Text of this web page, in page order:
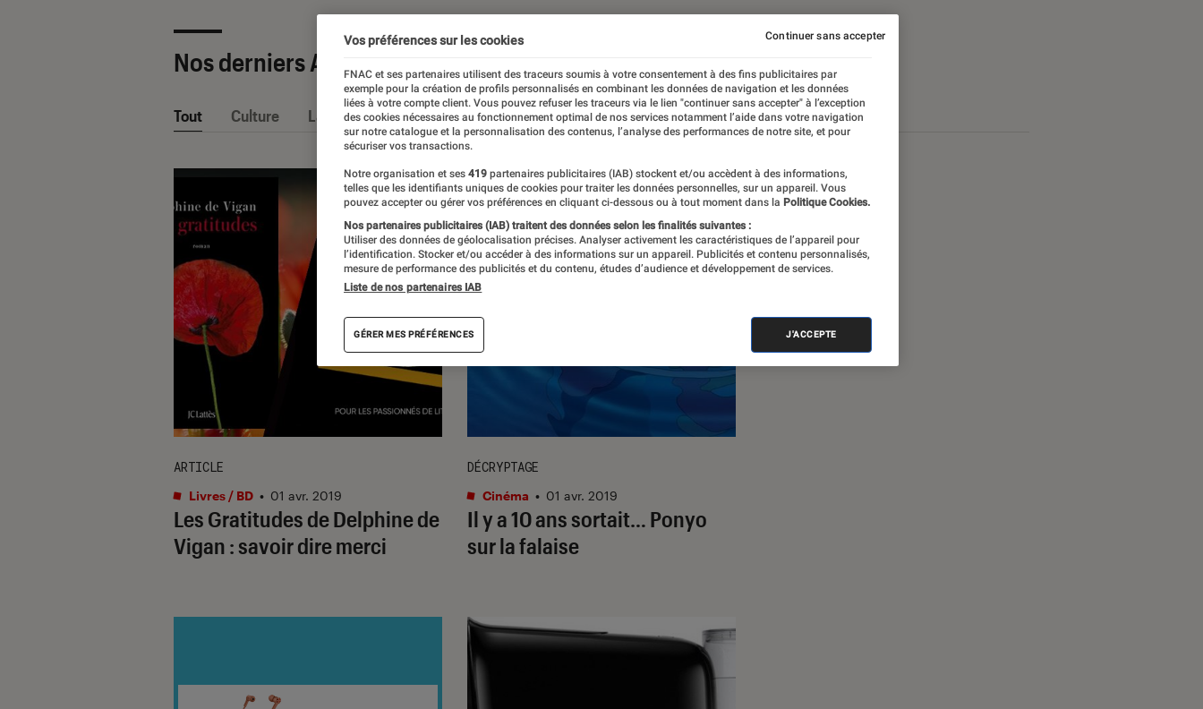
Nos derniers Articles
Tout Culture La Claque Fnac Nos conseils Pop Culture Tech
Les Gratitudes de Delphine de
Vigan : savoir dire merci
ARTICLE
Livres / BD • 01 avr. 2019
Il y a 10 ans sortait… Ponyo
sur la falaise
DÉCRYPTAGE
Cinéma • 01 avr. 2019
Vos préférences sur les cookies
FNAC et ses partenaires utilisent des traceurs soumis à votre consentement à des fins publicitaires par
exemple pour la création de profils personnalisés en combinant les données de navigation et les données
liées à votre compte client. Vous pouvez refuser les traceurs via le lien "continuer sans accepter" à l’exception
des cookies nécessaires au fonctionnement optimal de nos services notamment l’aide dans votre navigation
sur notre catalogue et la personnalisation des contenus, l’analyse des performances de notre site, et pour
sécuriser vos transactions.
Notre organisation et ses 419 partenaires publicitaires (IAB) stockent et/ou accèdent à des informations,
telles que les identifiants uniques de cookies pour traiter les données personnelles, sur un appareil. Vous
pouvez accepter ou gérer vos préférences en cliquant ci-dessous ou à tout moment dans la Politique Cookies.
Nos partenaires publicitaires (IAB) traitent des données selon les finalités suivantes :
Utiliser des données de géolocalisation précises. Analyser activement les caractéristiques de l’appareil pour
l’identification. Stocker et/ou accéder à des informations sur un appareil. Publicités et contenu personnalisés,
mesure de performance des publicités et du contenu, études d’audience et développement de services.
Liste de nos partenaires IAB
GÉRER MES PRÉFÉRENCES J'ACCEPTE
Continuer sans accepter